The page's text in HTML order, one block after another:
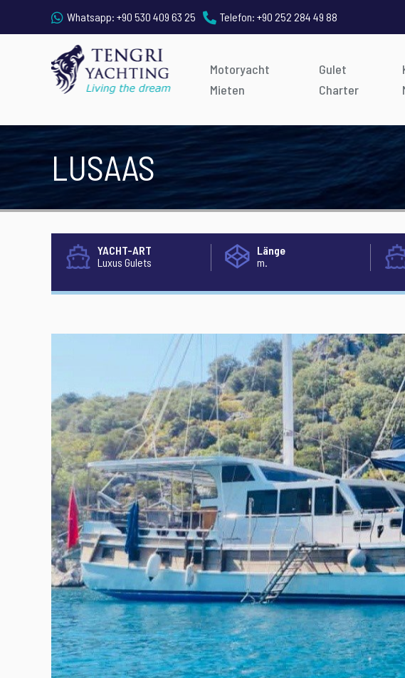
Whatsapp: +90 530 409 63 25 Telefon: +90 252 284 49 88
Motoryacht
Mieten
Gulet
Charter
LUSAAS
YACHT-ART
Luxus Gulets
Länge
m.